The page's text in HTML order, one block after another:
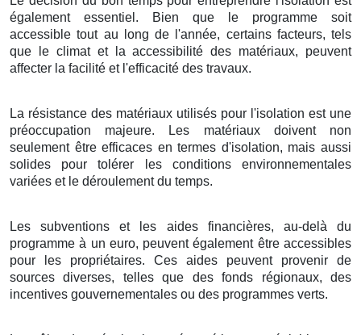
également essentiel. Bien que le programme soit
accessible tout au long de l'année, certains facteurs, tels
que le climat et la accessibilité des matériaux, peuvent
affecter la facilité et l'efficacité des travaux.
La résistance des matériaux utilisés pour l'isolation est une
préoccupation majeure. Les matériaux doivent non
seulement être efficaces en termes d'isolation, mais aussi
solides pour tolérer les conditions environnementales
variées et le déroulement du temps.
Les subventions et les aides financières, au-delà du
programme à un euro, peuvent également être accessibles
pour les propriétaires. Ces aides peuvent provenir de
sources diverses, telles que des fonds régionaux, des
incentives gouvernementales ou des programmes verts.